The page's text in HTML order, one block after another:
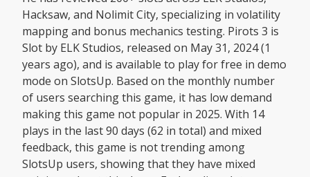
Hacksaw, and Nolimit City, specializing in volatility
mapping and bonus mechanics testing. Pirots 3 is
Slot by ELK Studios, released on May 31, 2024 (1
years ago), and is available to play for free in demo
mode on SlotsUp. Based on the monthly number
of users searching this game, it has low demand
making this game not popular in 2025. With 14
plays in the last 90 days (62 in total) and mixed
feedback, this game is not trending among
SlotsUp users, showing that they have mixed